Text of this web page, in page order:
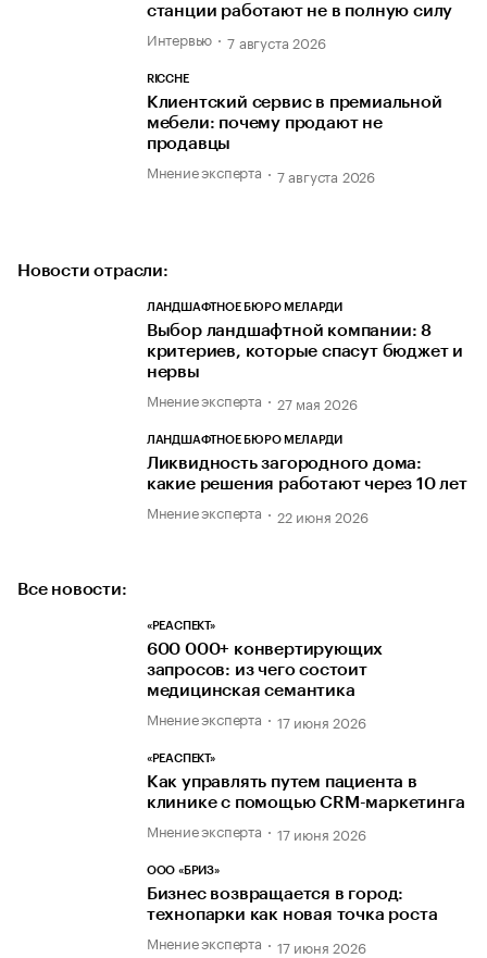
станции работают не в полную силу
Интервью 7 августа 2026
RICCHE
Клиентский сервис в премиальной
мебели: почему продают не
продавцы
Мнение эксперта 7 августа 2026
Новости отрасли:
ЛАНДШАФТНОЕ БЮРО МЕЛАРДИ
Выбор ландшафтной компании: 8
критериев, которые спасут бюджет и
нервы
Мнение эксперта 27 мая 2026
ЛАНДШАФТНОЕ БЮРО МЕЛАРДИ
Ликвидность загородного дома:
какие решения работают через 10 лет
Мнение эксперта 22 июня 2026
Все новости:
«РЕАСПЕКТ»
600 000+ конвертирующих
запросов: из чего состоит
медицинская семантика
Мнение эксперта 17 июня 2026
«РЕАСПЕКТ»
Как управлять путем пациента в
клинике с помощью CRM-маркетинга
Мнение эксперта 17 июня 2026
ООО «БРИЗ»
Бизнес возвращается в город:
технопарки как новая точка роста
Мнение эксперта 17 июня 2026